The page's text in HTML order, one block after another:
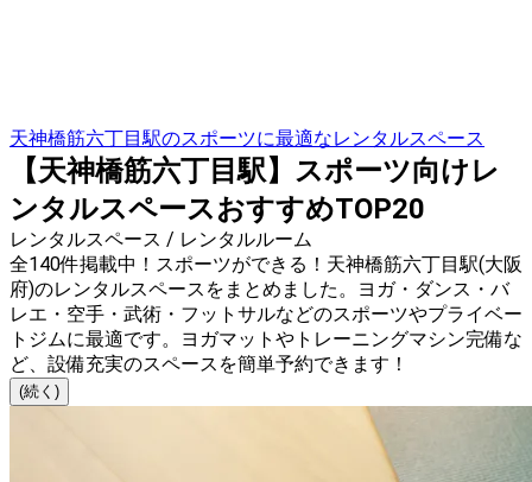
天神橋筋六丁目駅のスポーツに最適なレンタルスペース
【天神橋筋六丁目駅】スポーツ向けレ
ンタルスペースおすすめTOP20
レンタルスペース / レンタルルーム
全140件掲載中！スポーツができる！天神橋筋六丁目駅(大阪
府)のレンタルスペースをまとめました。ヨガ・ダンス・バ
レエ・空手・武術・フットサルなどのスポーツやプライベー
トジムに最適です。ヨガマットやトレーニングマシン完備な
ど、設備充実のスペースを簡単予約できます！
(続く)